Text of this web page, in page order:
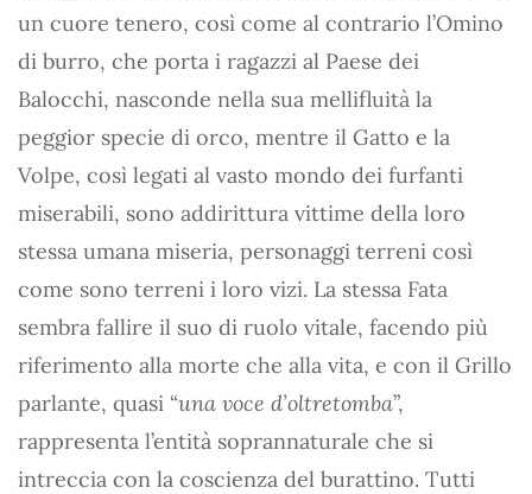
un cuore tenero, così come al contrario l’Omino
di burro, che porta i ragazzi al Paese dei
Balocchi, nasconde nella sua mellifluità la
peggior specie di orco, mentre il Gatto e la
Volpe, così legati al vasto mondo dei furfanti
miserabili, sono addirittura vittime della loro
stessa umana miseria, personaggi terreni così
come sono terreni i loro vizi. La stessa Fata
sembra fallire il suo di ruolo vitale, facendo più
riferimento alla morte che alla vita, e con il Grillo
parlante, quasi “una voce d’oltretomba”,
rappresenta l’entità soprannaturale che si
intreccia con la coscienza del burattino. Tutti